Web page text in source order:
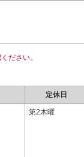
ださい。
定休日
第2木曜